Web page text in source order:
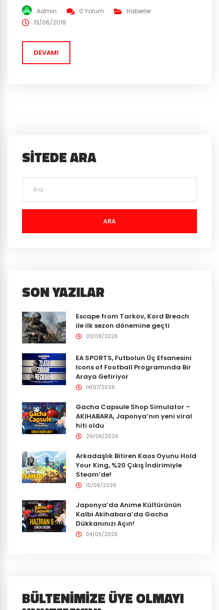
PC’den konsollara geçişi sağlanan Torchlight 2, oyunun
tüm içerikleri ile birlikte konsollara özel yeni içerikleri
One ve Nintendo Switch online...
Admin 0 Yorum
Haberler
13/06/2019
DEVAMI
SITEDE ARA
ARA
SON YAZILAR
Escape from Tarkov, Kord Breach
ile ilk sezon dönemine geçti
03/08/2026
EA SPORTS, Futbolun Üç Efsanesini
Icons of Football Programında Bir
Araya Getiriyor
14/07/2026
Gacha Capsule Shop Simulator –
AKIHABARA, Japonya’nın yeni viral
hiti oldu
29/06/2026
Arkadaşlık Bitiren Kaos Oyunu Hold
Your King, %20 Çıkış İndirimiyle
Steam’de!
10/06/2026
Japonya’da Anime Kültürünün
Kalbi Akihabara’da Gacha
Dükkanınızı Açın!
04/06/2026
BÜLTENIMIZE ÜYE OLMAYI